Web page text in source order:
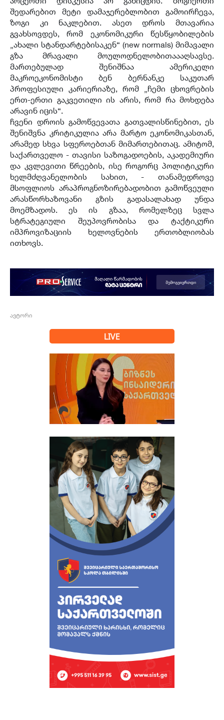
შედარებით მეტი დამაჯერებლობით გამოირჩევა,
ზოგი კი ნაკლებით. ასეთ დროს მთავარია
გვახსოვდეს, რომ ეკონომიკური წესწყობილების
„ახალი სტანდარტებისაკენ“ (new normals) მიმავალი
გზა მრავალი მოულოდნელობითაააღსავსე.
მართებულად შენიშნაა ამერიკელი
მაკროეკონომისტი ბენ ბერნანკე საკუთარ
პროფესიული კარიერიაზე, რომ „ჩემი ცხოვრების
ერთ-ერთი გაკვეთილი ის არის, რომ რა მოხდება
არავინ იცის“.
ჩვენი დროის გამოწვევათა გათვალისწინებით, ეს
შენიშვნა კრიტიკულია არა მარტო ეკონომიკასთან,
არამედ სხვა სფეროებთან მიმართებითაც. ამიტომ,
საქართველო - თავისი საზოგადოების, აკადემიური
და კვლევითი წრეების, ისე როგორც პოლიტიკური
ხელმძღვანელობის სახით, - თანამედროვე
მსოფლიოს არაპროგნოზირებადობით გამოწვეული
არასწორხაზოვანი გზის გადასალახად უნდა
მოემზადოს. ეს ის გზაა, რომელზეც სვლა
სტრატეგიული შეუპოვრობისა და ტაქტიკური
იმპროვიზაციის ხელოვნების ერთობლიობას
ითხოვს.
ავტორი
LIVE